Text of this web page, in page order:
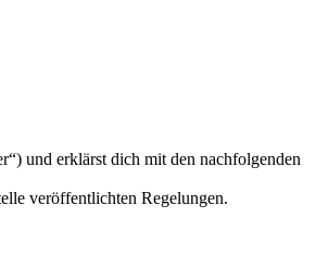
und erklärst dich mit den nachfolgenden
veröffentlichten Regelungen.